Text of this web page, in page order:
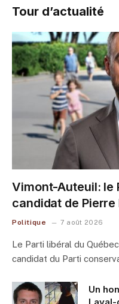
Tour d’actualité
Vimont-Auteuil: le
candidat de Pierre
Politique 7 août 2026
Le Parti libéral du
candidat du Parti
Un